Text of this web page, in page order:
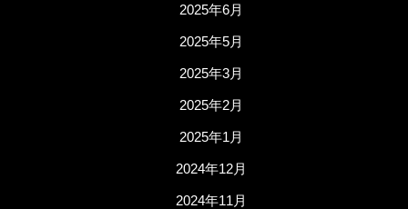
2025年6月
2025年5月
2025年3月
2025年2月
2025年1月
2024年12月
2024年11月